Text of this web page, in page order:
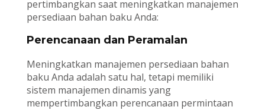
pertimbangkan saat meningkatkan manajemen
persediaan bahan baku Anda:
Perencanaan dan Peramalan
Meningkatkan manajemen persediaan bahan
baku Anda adalah satu hal, tetapi memiliki
sistem manajemen dinamis yang
mempertimbangkan perencanaan permintaan